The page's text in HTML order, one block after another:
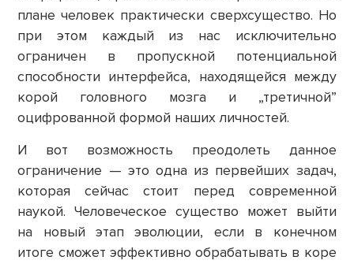
плане человек практически сверхсущество. Но
при этом каждый из нас исключительно
ограничен в пропускной потенциальной
способности интерфейса, находящейся между
корой головного мозга и „третичной”
оцифрованной формой наших личностей.
И вот возможность преодолеть данное
ограничение — это одна из первейших задач,
которая сейчас стоит перед современной
наукой. Человеческое существо может выйти
на новый этап эволюции, если в конечном
итоге сможет эффективно обрабатывать в коре